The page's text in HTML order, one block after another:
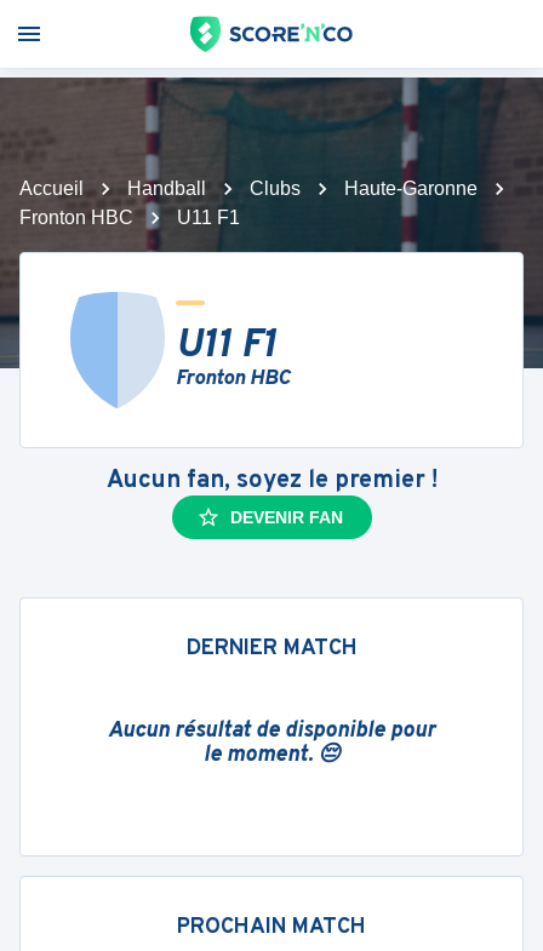
Accueil Handball Clubs
Haute-Garonne
Fronton HBC
U11 F1
U11 F1
Fronton HBC
Aucun fan, soyez le premier !
DEVENIR FAN
DERNIER MATCH
Aucun résultat de disponible pour
le moment. 😔
PROCHAIN MATCH